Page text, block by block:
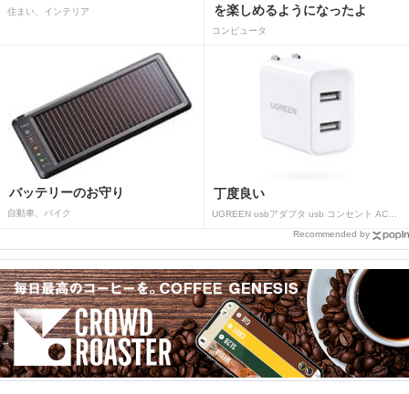
住まい、インテリア
を楽しめるようになったよ
コンピュータ
バッテリーのお守り
自動車、バイク
丁度良い
Recommended by